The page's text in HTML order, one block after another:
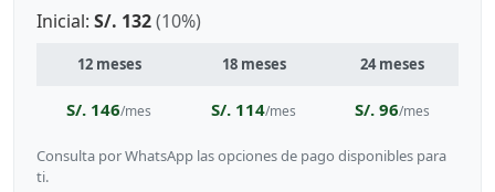
Inicial: S/. 132(10%)
12 meses 18 meses 24 meses
S/. 146/mes S/. 114/mes S/. 96/mes
Consulta por WhatsApp las opciones de pago disponibles para
ti.